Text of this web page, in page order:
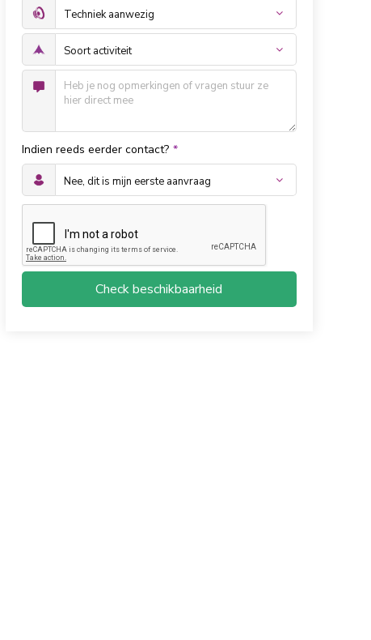
Indien reeds eerder contact? *
Check beschikbaarheid